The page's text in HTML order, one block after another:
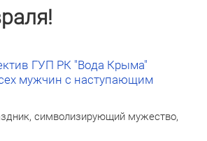
ГУП РК "Вода Крыма"
мужчин с наступающим
символизирующий мужество,